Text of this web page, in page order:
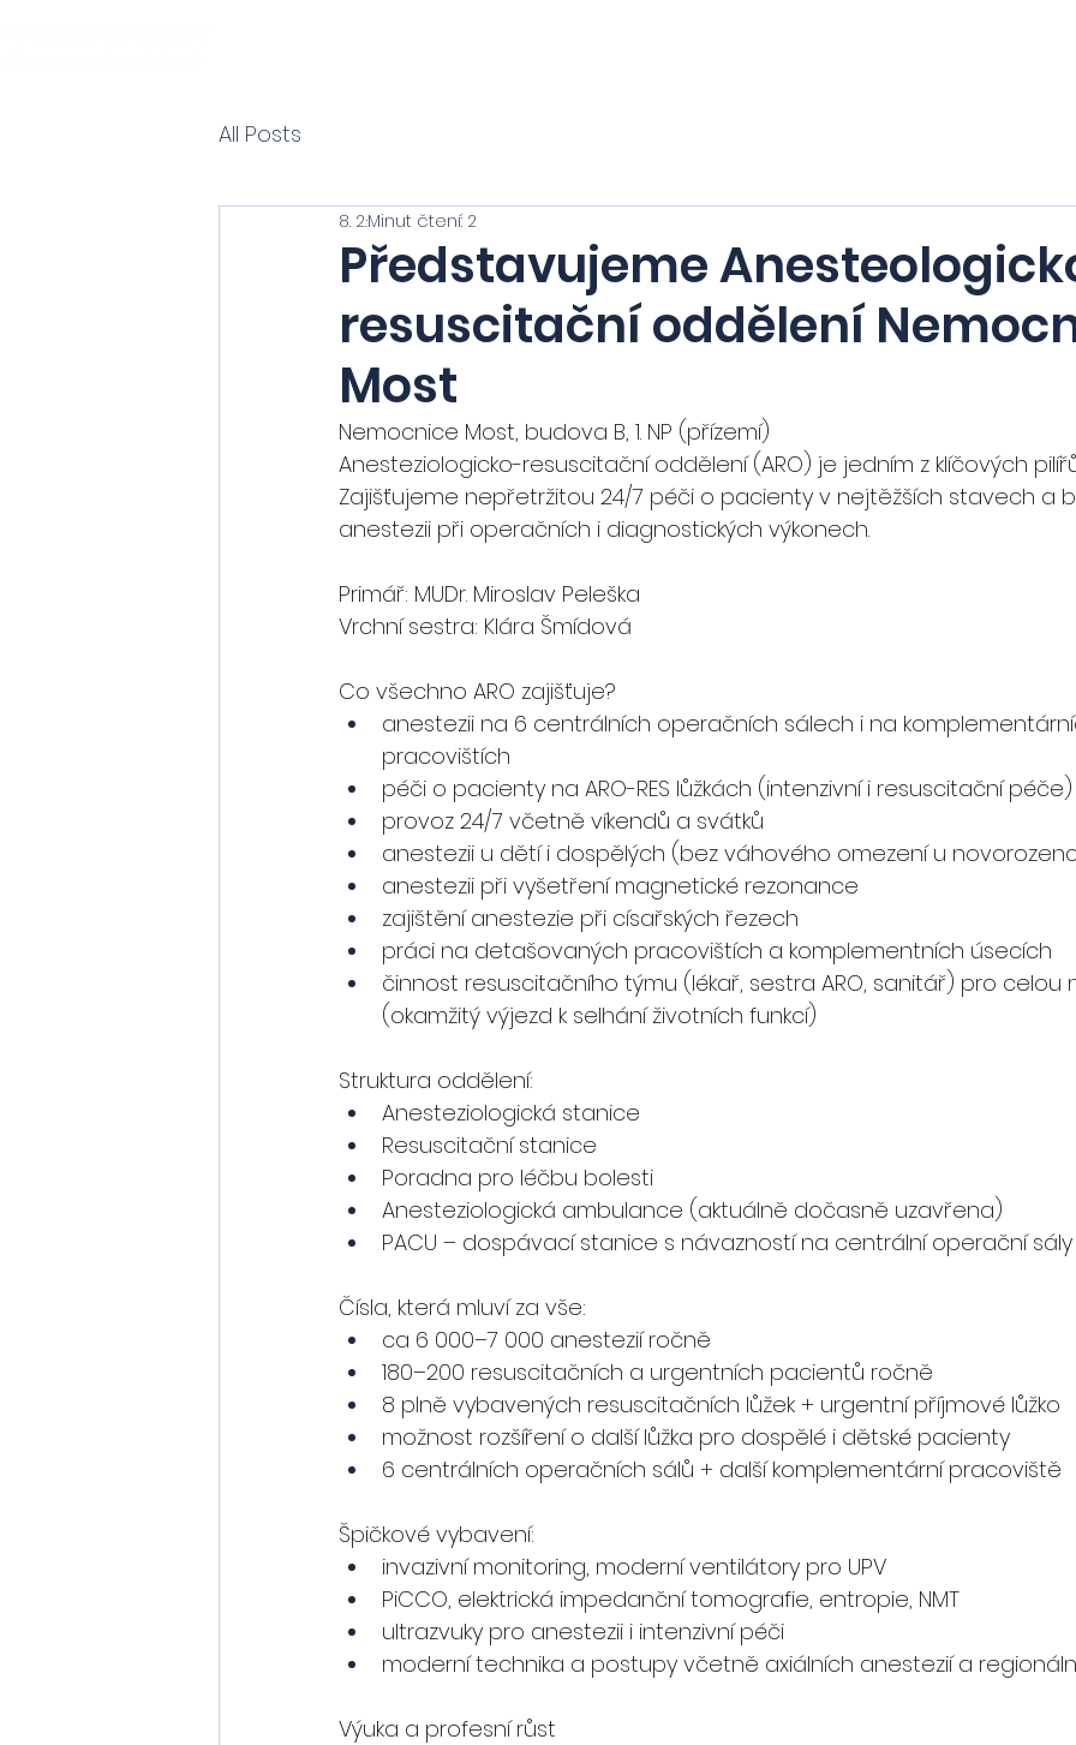
All Posts
Představujeme
resuscitační oddělení
Most
8. 2.Minut čtení: 2
Nemocnice Most, budova B, 1. NP (přízemí)
Anesteziologicko-resuscitační oddělení (ARO) je jedním z klíčových
Zajišťujeme nepřetržitou 24/7 péči o pacienty v nejtěžších stavech a
anestezii při operačních i diagnostických výkonech.
Primář: MUDr. Miroslav Peleška
Vrchní sestra: Klára Šmídová
Co všechno ARO zajišťuje?
anestezii na 6 centrálních operačních sálech i na
pracovištích
péči o pacienty na ARO-RES lůžkách (intenzivní i resuscitační péče)
provoz 24/7 včetně víkendů a svátků
anestezii u dětí i dospělých (bez váhového omezení u
anestezii při vyšetření magnetické rezonance
zajištění anestezie při císařských řezech
práci na detašovaných pracovištích a komplementních úsecích
činnost resuscitačního týmu (lékař, sestra ARO, sanitář) pro celou
(okamžitý výjezd k selhání životních funkcí)
Struktura oddělení:
Anesteziologická stanice
Resuscitační stanice
Poradna pro léčbu bolesti
Anesteziologická ambulance (aktuálně dočasně uzavřena)
PACU – dospávací stanice s návazností na centrální operační sály
Čísla, která mluví za vše:
ca 6 000–7 000 anestezií ročně
180–200 resuscitačních a urgentních pacientů ročně
8 plně vybavených resuscitačních lůžek + urgentní příjmové lůžko
možnost rozšíření o další lůžka pro dospělé i dětské pacienty
6 centrálních operačních sálů + další komplementární pracoviště
Špičkové vybavení:
invazivní monitoring, moderní ventilátory pro UPV
PiCCO, elektrická impedanční tomografie, entropie, NMT
ultrazvuky pro anestezii i intenzivní péči
moderní technika a postupy včetně axiálních anestezií a
Výuka a profesní růst